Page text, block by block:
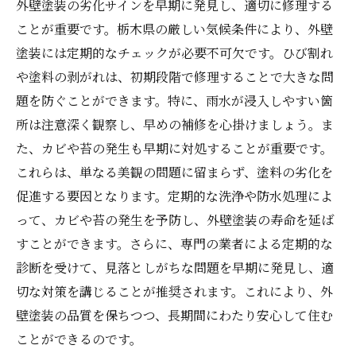
外壁塗装の劣化サインを早期に発見し、適切に修理する
ことが重要です。栃木県の厳しい気候条件により、外壁
塗装には定期的なチェックが必要不可欠です。ひび割れ
や塗料の剥がれは、初期段階で修理することで大きな問
題を防ぐことができます。特に、雨水が浸入しやすい箇
所は注意深く観察し、早めの補修を心掛けましょう。ま
た、カビや苔の発生も早期に対処することが重要です。
これらは、単なる美観の問題に留まらず、塗料の劣化を
促進する要因となります。定期的な洗浄や防水処理によ
って、カビや苔の発生を予防し、外壁塗装の寿命を延ば
すことができます。さらに、専門の業者による定期的な
診断を受けて、見落としがちな問題を早期に発見し、適
切な対策を講じることが推奨されます。これにより、外
壁塗装の品質を保ちつつ、長期間にわたり安心して住む
ことができるのです。